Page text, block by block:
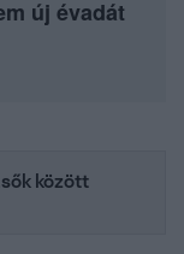
új évadát
között